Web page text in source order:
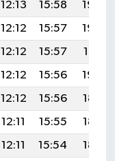
12:13 15:58
19:04
12:12 15:57
19:03
12:12 15:57
19:01
12:12 15:56
19:00
12:12 15:56
18:59
12:11 15:55
18:58
12:11 15:54
18:56